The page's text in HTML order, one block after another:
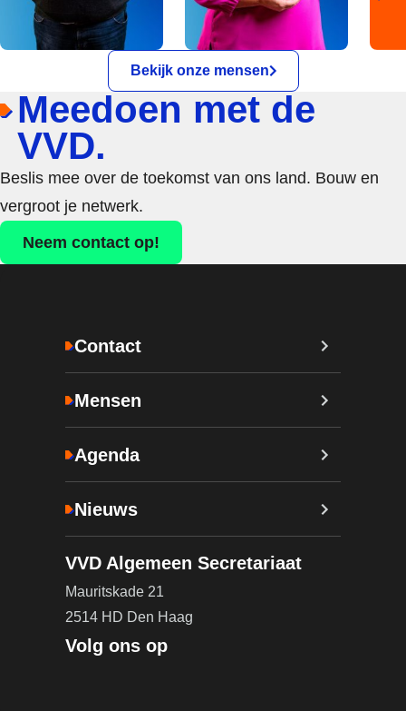
Bekijk onze mensen
Meedoen met de
VVD.
Beslis mee over de toekomst van ons land. Bouw en
vergroot je netwerk.
Neem contact op!
Contact
Mensen
Agenda
Nieuws
VVD Algemeen Secretariaat
Mauritskade 21
2514 HD Den Haag
Volg ons op